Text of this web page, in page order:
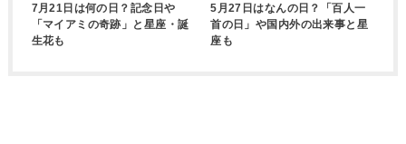
7月21日は何の日？記念日や
「マイアミの奇跡」と星座・誕
生花も
5月27日はなんの日？「百人一
首の日」や国内外の出来事と星
座も